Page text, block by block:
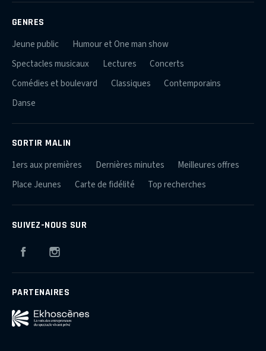
GENRES
Jeune public
Humour et One man show
Spectacles musicaux
Lectures
Concerts
Comédies et boulevard
Classiques
Contemporains
Danse
SORTIR MALIN
1ers aux premières Dernières minutes
Meilleures offres
Place Jeunes
Carte de fidélité Top recherches
SUIVEZ-NOUS SUR
Facebook
PARTENAIRES